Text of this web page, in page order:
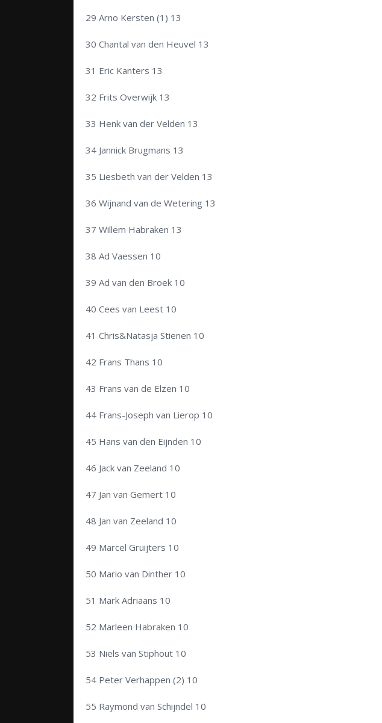
29 Arno Kersten (1) 13
30 Chantal van den Heuvel 13
31 Eric Kanters 13
32 Frits Overwijk 13
33 Henk van der Velden 13
34 Jannick Brugmans 13
35 Liesbeth van der Velden 13
36 Wijnand van de Wetering 13
37 Willem Habraken 13
38 Ad Vaessen 10
39 Ad van den Broek 10
40 Cees van Leest 10
41 Chris&Natasja Stienen 10
42 Frans Thans 10
43 Frans van de Elzen 10
44 Frans-Joseph van Lierop 10
45 Hans van den Eijnden 10
46 Jack van Zeeland 10
47 Jan van Gemert 10
48 Jan van Zeeland 10
49 Marcel Gruijters 10
50 Mario van Dinther 10
51 Mark Adriaans 10
52 Marleen Habraken 10
53 Niels van Stiphout 10
54 Peter Verhappen (2) 10
55 Raymond van Schijndel 10